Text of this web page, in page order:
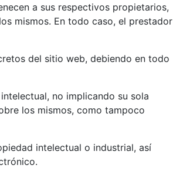
a sus respectivos propietarios,
mismos. En todo caso, el prestador
del sitio web, debiendo en todo
no implicando su sola
los mismos, como tampoco
intelectual o industrial, así